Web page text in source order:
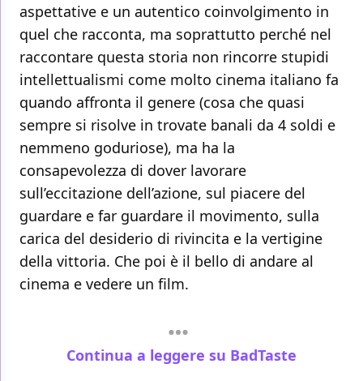
aspettative e un autentico coinvolgimento in
quel che racconta, ma soprattutto perché nel
raccontare questa storia non rincorre stupidi
intellettualismi come molto cinema italiano fa
quando affronta il genere (cosa che quasi
sempre si risolve in trovate banali da 4 soldi e
nemmeno goduriose), ma ha la
consapevolezza di dover lavorare
sull’eccitazione dell’azione, sul piacere del
guardare e far guardare il movimento, sulla
carica del desiderio di rivincita e la vertigine
della vittoria. Che poi è il bello di andare al
cinema e vedere un film.
Continua a leggere su BadTaste